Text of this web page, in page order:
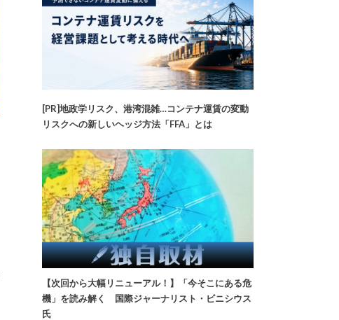
[PR]地政学リスク、港湾混雑…コンテナ運賃の変動
リスクへの新しいヘッジ方法「FFA」とは
【次回から大幅リニューアル！】「今そこにある危
機」を読み解く 国際ジャーナリスト・ビニシウス
氏